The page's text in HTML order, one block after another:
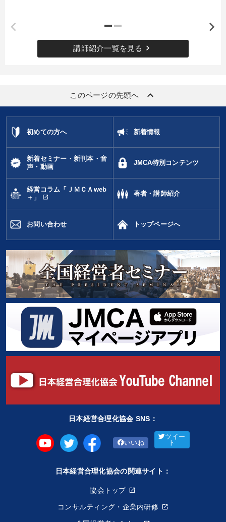
講師紹介一覧を見る keyboard_arrow_right
このページの先頭へ keyboard_arrow_up
初めての方へ 新着情報
新着セミナー・新刊本・音
声・動画
JMCA特別コンテンツ
経営コラム「ＪＭＣＡweb
＋」
open_in_new
著者・講師紹介
お問い合わせ トップページへ
日本経営合理化協会 SNS：
いいね
ツイー
ト
日本経営合理化協会の関連サイト：
協会トップ
コンサルティング・企業内研修